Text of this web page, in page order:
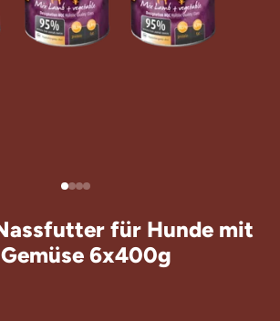
für Hunde mit
6x400g